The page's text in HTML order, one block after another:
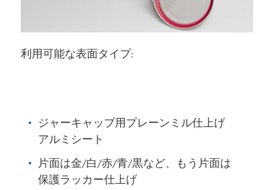
利用可能な表面タイプ:
ジャーキャップ用プレーンミル仕上げ
アルミシート
片面は金/白/赤/青/黒など、もう片面は
保護ラッカー仕上げ